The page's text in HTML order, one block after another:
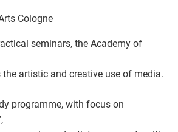
Cologne
seminars, the Academy of
artistic and creative use of media.
programme, with focus on